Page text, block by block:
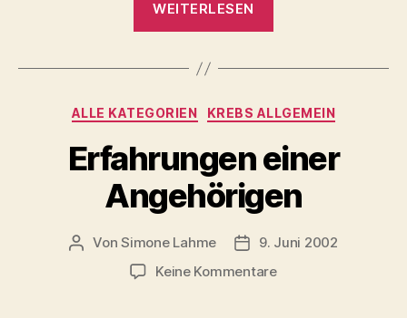
WEITERLESEN
Freund“
Kategorien
ALLE KATEGORIEN KREBS ALLGEMEIN
Erfahrungen einer
Angehörigen
Beitragsautor
VonSimone Lahme Veröffentlichungsdatum
9. Juni 2002
Keine Kommentarezu